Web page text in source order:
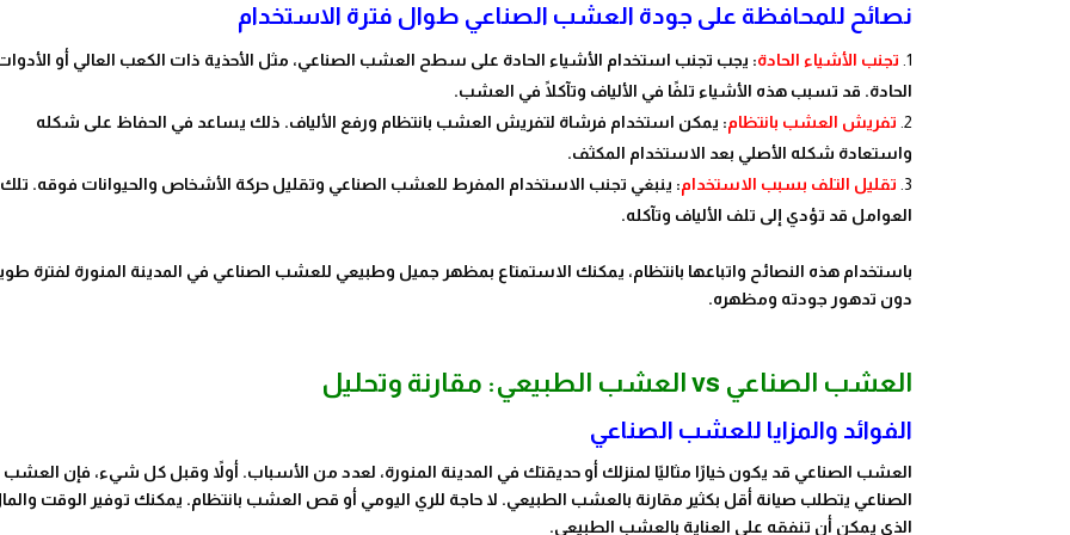
نصائح للمحافظة على جودة العشب الصناعي طوال فترة الاستخدام
تجنب الأشياء الحادة: يجب تجنب استخدام الأشياء الحادة على سطح العشب الصناعي، مثل الأحذية ذات الكعب العالي أو
الحادة. قد تسبب هذه الأشياء تلفًا في الألياف وتآكلًا في العشب.
تفريش العشب بانتظام: يمكن استخدام فرشاة لتفريش العشب بانتظام ورفع الألياف. ذلك يساعد في الحفاظ على شكله
واستعادة شكله الأصلي بعد الاستخدام المكثف.
تقليل التلف بسبب الاستخدام: ينبغي تجنب الاستخدام المفرط للعشب الصناعي وتقليل حركة الأشخاص والحيوانات فوقه. تلك
العوامل قد تؤدي إلى تلف الألياف وتآكله.
باستخدام هذه النصائح واتباعها بانتظام، يمكنك الاستمتاع بمظهر جميل وطبيعي للعشب الصناعي في المدينة المنورة لفترة
دون تدهور جودته ومظهره.
العشب الصناعي vs العشب الطبيعي: مقارنة وتحليل
الفوائد والمزايا للعشب الصناعي
العشب الصناعي قد يكون خيارًا مثاليًا لمنزلك أو حديقتك في المدينة المنورة، لعدد من الأسباب. أولاً وقبل كل شيء، فإن العشب
الصناعي يتطلب صيانة أقل بكثير مقارنة بالعشب الطبيعي. لا حاجة للري اليومي أو قص العشب بانتظام. يمكنك توفير الوقت
الذي يمكن أن تنفقه على العناية بالعشب الطبيعي.